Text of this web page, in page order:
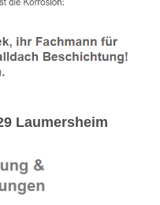
Laumersheim